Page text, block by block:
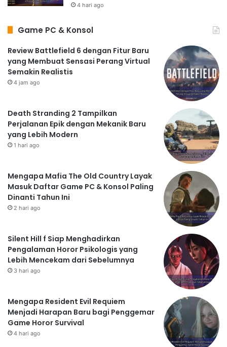
4 hari ago
Game PC & Konsol
Review Battlefield 6 dengan Fitur Baru
yang Membuat Sensasi Perang Virtual
Semakin Realistis
4 jam ago
Death Stranding 2 Tampilkan
Perjalanan Epik dengan Mekanik Baru
yang Lebih Modern
1 hari ago
Mengapa Mafia The Old Country Layak
Masuk Daftar Game PC & Konsol Paling
Dinanti Tahun Ini
2 hari ago
Silent Hill f Siap Menghadirkan
Pengalaman Horor Psikologis yang
Lebih Mencekam dari Sebelumnya
3 hari ago
Mengapa Resident Evil Requiem
Menjadi Harapan Baru bagi Penggemar
Game Horor Survival
4 hari ago